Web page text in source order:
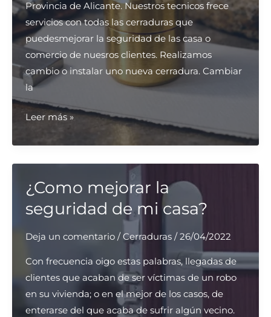
Provincia de Alicante. Nuestros tecnicos frece
servicios con todas las cerraduras que
puedesmejorar la seguridad de las casa o
comercio de nuesros clientes. Realizamos
cambio o instalar uno nueva cerradura. Cambiar
la
Instalacion
Reparacion
Cerraduras
en
Barcelona
Madrid
Valencia
Alicante
Provincia
Leer más »
¿Como mejorar la
seguridad de mi casa?
Deja un comentario /Cerraduras/26/04/2022
Con frecuencia oigo estas palabras, llegadas de
clientes que acaban de ser víctimas de un robo
en su vivienda; o en el mejor de los casos, de
enterarse del que acaba de sufrir algún vecino.